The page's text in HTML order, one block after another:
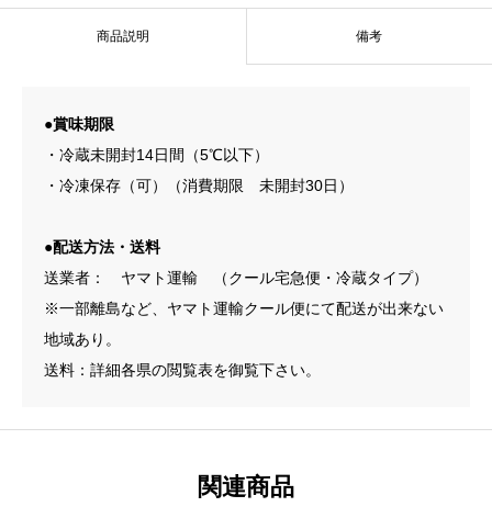
商品説明 備考
●賞味期限
・冷蔵未開封14日間（5℃以下）
・冷凍保存（可）（消費期限 未開封30日）
●配送方法・送料
送業者： ヤマト運輸 （クール宅急便・冷蔵タイプ）
※一部離島など、ヤマト運輸クール便にて配送が出来ない
地域あり。
送料：詳細各県の閲覧表を御覧下さい。
関連商品